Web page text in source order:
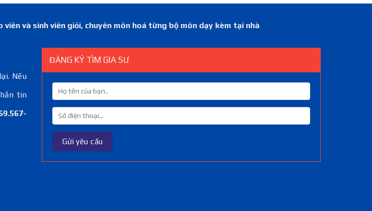
viên và sinh viên giỏi, chuyên môn hoá từng bộ môn dạy kèm tại nhà
Nếu
tin
ĐĂNG KÝ TÌM GIA SƯ